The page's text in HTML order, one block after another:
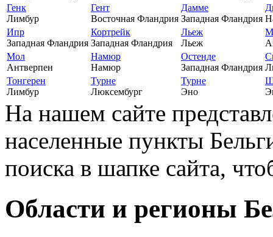
Генк
Лимбур
Гент
Восточная Фландрия
Дамме
Западная Фландрия
Ипр
Западная Фландрия
Кортрейк
Западная Фландрия
Льеж
Льеж
Мол
Антверпен
Намюр
Намюр
Остенде
Западная Фландрия
Тонгерен
Лимбур
Турне
Люксембург
Турне
Эно
На нашем сайте
населенные пункты
поиска в шапке сайта,
Области и регионы